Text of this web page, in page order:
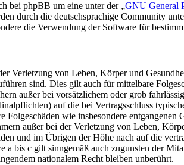
bei phpBB um eine unter der „GNU General
durch die deutschsprachige Community
die Verwendung der Software für
Verletzung von Leben, Körper und
sind. Dies gilt auch für mittelbare
außer bei vorsätzlichem oder grob
auf die bei Vertragsschluss
Folgeschäden wie insbesondere entgangenen
außer bei der Verletzung von Leben,
und im Übrigen der Höhe nach auf die
a bis c gilt sinngemäß auch zugunsten der
nationalem Recht bleiben unberührt.